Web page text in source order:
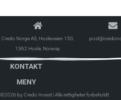
Credo Norge AS, Hosleveien 150,
1362 Hosle, Norway
KONTAKT
MENY
©2026 by Credo Invest | Alle rettigheter forbeholdt